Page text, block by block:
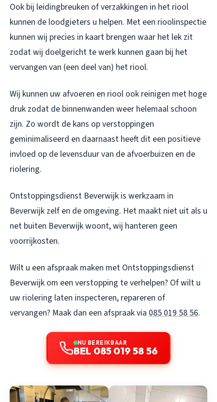
Ook bij leidingbreuken of verzakkingen in het riool
kunnen de loodgieters u helpen. Met een rioolinspectie
kunnen wij precies in kaart brengen waar het lek zit
zodat wij doelgericht te werk kunnen gaan bij het
vervangen van (een deel van) het riool.
Wij kunnen uw afvoeren en riool ook reinigen met hoge
druk zodat de binnenwanden weer helemaal schoon
zijn. Zo wordt de kans op verstoppingen
geminimaliseerd en daarnaast heeft dit een positieve
invloed op de levensduur van de afvoerbuizen en de
riolering.
Ontstoppingsdienst Beverwijk is werkzaam in
Beverwijk zelf en de omgeving. Het maakt niet uit als u
net buiten Beverwijk woont, wij hanteren geen
voorrijkosten.
Wilt u een afspraak maken met Ontstoppingsdienst
Beverwijk om een verstopping te verhelpen? Of wilt u
uw riolering laten inspecteren, repareren of
vervangen? Maak dan een afspraak via 085 019 58 56.
NU BEREIKBAAR
BEL 085 019 58 56